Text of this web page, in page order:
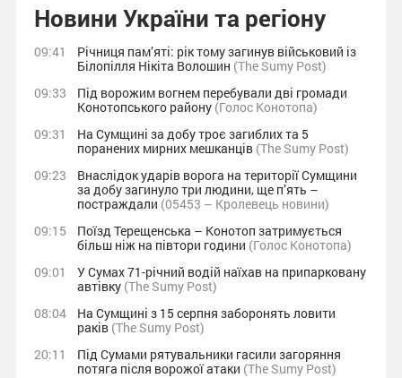
Новини України та регіону
09:41
Річниця пам’яті: рік тому загинув військовий із
Білопілля Нікіта Волошин (The Sumy Post)
09:33
Під ворожим вогнем перебували дві громади
Конотопського району (Голос Конотопа)
09:31
На Сумщині за добу троє загиблих та 5
поранених мирних мешканців (The Sumy Post)
09:23
Внаслідок ударів ворога на території Сумщини
за добу загинуло три людини, ще п’ять –
постраждали (05453 – Кролевець новини)
09:15
Поїзд Терещенська – Конотоп затримується
більш ніж на півтори години (Голос Конотопа)
09:01
У Сумах 71-річний водій наїхав на припарковану
автівку (The Sumy Post)
08:04
На Сумщині з 15 серпня заборонять ловити
раків (The Sumy Post)
20:11
Під Сумами рятувальники гасили загоряння
потяга після ворожої атаки (The Sumy Post)